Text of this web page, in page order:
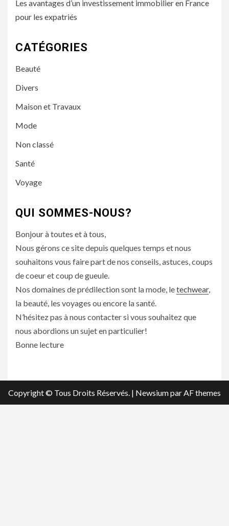
Les avantages d’un investissement immobilier en France
pour les expatriés
CATÉGORIES
Beauté
Divers
Maison et Travaux
Mode
Non classé
Santé
Voyage
QUI SOMMES-NOUS?
Bonjour à toutes et à tous,
Nous gérons ce site depuis quelques temps et nous
souhaitons vous faire part de nos conseils, astuces, coups
de coeur et coup de gueule.
Nos domaines de prédilection sont la mode, letechwear,
la beauté, les voyages ou encore la santé.
N’hésitez pas à nous contacter si vous souhaitez que
nous abordions un sujet en particulier!
Bonne lecture
Copyright © Tous Droits Réservés. | Newsiumpar AF themes